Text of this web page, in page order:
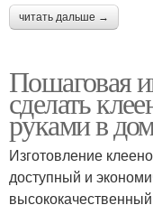
читать дальше →
Пошаговая
сделать
руками в
Изготовление
доступный и